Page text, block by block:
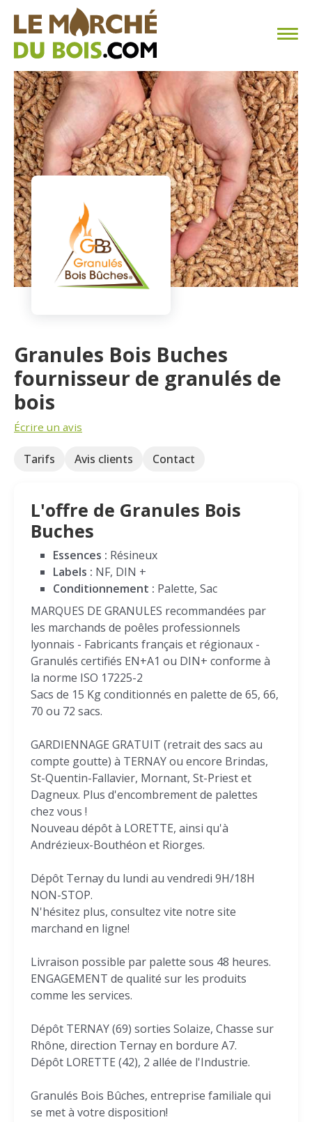
CHAUFFAGE AU BOIS
FAQ
CALCULER SA CONSOMMATION
TROUVER SON FOURNISSEUR
BLOG
ESPACE PRO
Granules Bois Buches
fournisseur de granulés de
bois
Écrire un avis
Tarifs Avis clients Contact
L'offre de Granules Bois
Buches
Essences : Résineux
Labels : NF, DIN +
Conditionnement : Palette, Sac
MARQUES DE GRANULES recommandées par
les marchands de poêles professionnels
lyonnais - Fabricants français et régionaux -
Granulés certifiés EN+A1 ou DIN+ conforme à
la norme ISO 17225-2
Sacs de 15 Kg conditionnés en palette de 65, 66,
70 ou 72 sacs.
GARDIENNAGE GRATUIT (retrait des sacs au
compte goutte) à TERNAY ou encore Brindas,
St-Quentin-Fallavier, Mornant, St-Priest et
Dagneux. Plus d'encombrement de palettes
chez vous !
Nouveau dépôt à LORETTE, ainsi qu'à
Andrézieux-Bouthéon et Riorges.
Dépôt Ternay du lundi au vendredi 9H/18H
NON-STOP.
N'hésitez plus, consultez vite notre site
marchand en ligne!
Livraison possible par palette sous 48 heures.
ENGAGEMENT de qualité sur les produits
comme les services.
Dépôt TERNAY (69) sorties Solaize, Chasse sur
Rhône, direction Ternay en bordure A7.
Dépôt LORETTE (42), 2 allée de l'Industrie.
Granulés Bois Bûches, entreprise familiale qui
se met à votre disposition!